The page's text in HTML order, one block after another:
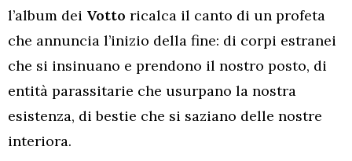
l’album dei Votto ricalca il canto di un profeta
che annuncia l’inizio della fine: di corpi estranei
che si insinuano e prendono il nostro posto, di
entità parassitarie che usurpano la nostra
esistenza, di bestie che si saziano delle nostre
interiora.